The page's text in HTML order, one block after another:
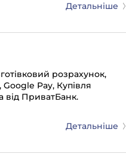
Детальніше
розрахунок,
Pay, Купівля
від ПриватБанк.
Детальніше